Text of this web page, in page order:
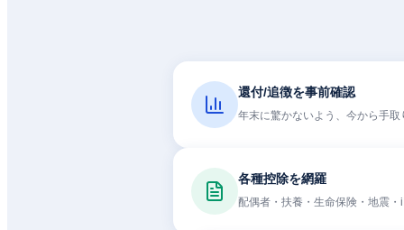
還付/追徴を事前確認
年末に驚かないよう、今から手
各種控除を網羅
配偶者・扶養・生命保険・地震